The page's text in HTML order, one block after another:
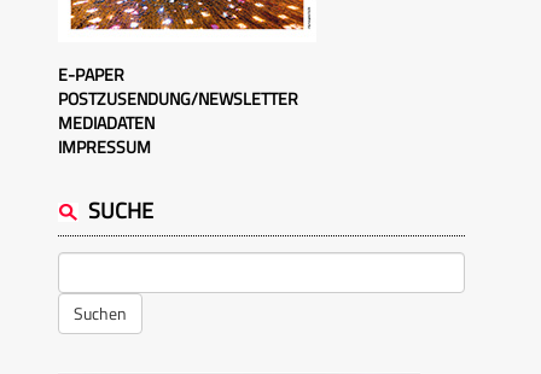
E-PAPER
POSTZUSENDUNG/NEWSLETTER
MEDIADATEN
IMPRESSUM
SUCHE
Suchen